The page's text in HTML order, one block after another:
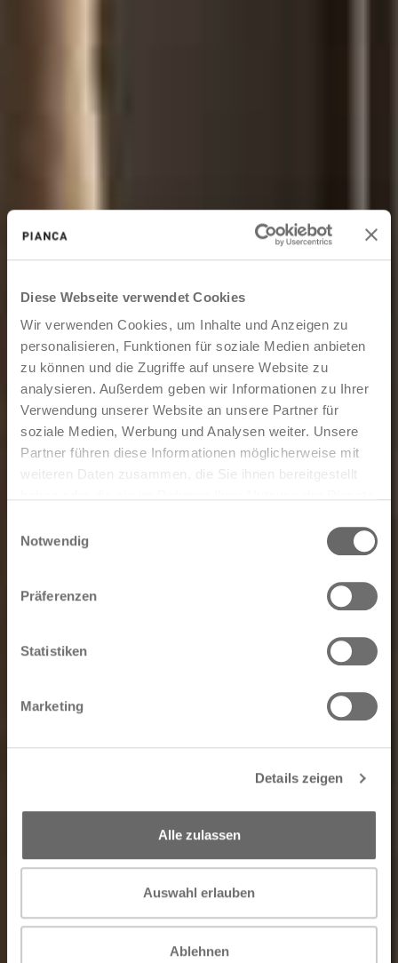
Diese Webseite verwendet Cookies
Wir verwenden Cookies, um Inhalte und Anzeigen zu
personalisieren, Funktionen für soziale Medien anbieten
zu können und die Zugriffe auf unsere Website zu
analysieren. Außerdem geben wir Informationen zu Ihrer
Verwendung unserer Website an unsere Partner für
soziale Medien, Werbung und Analysen weiter. Unsere
Partner führen diese Informationen möglicherweise mit
weiteren Daten zusammen, die Sie ihnen bereitgestellt
Notwendig
Präferenzen
Statistiken
Marketing
Details zeigen
Alle zulassen
Auswahl erlauben
Ablehnen